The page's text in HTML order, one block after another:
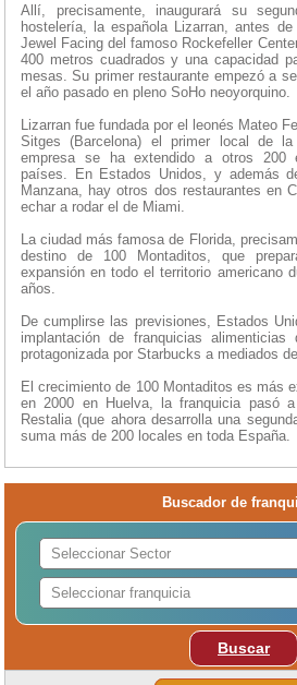
Allí, precisamente, inaugurará su
hostelería, la española Lizarran, antes
Jewel Facing del famoso Rockefeller
400 metros cuadrados y una capacidad
mesas. Su primer restaurante empezó a
el año pasado en pleno SoHo neoyorquino.
Lizarran fue fundada por el leonés Mateo
Sitges (Barcelona) el primer local de
empresa se ha extendido a otros 200
países. En Estados Unidos, y además
Manzana, hay otros dos restaurantes en
echar a rodar el de Miami.
La ciudad más famosa de Florida,
destino de 100 Montaditos, que
expansión en todo el territorio americano
años.
De cumplirse las previsiones, Estados
implantación de franquicias
protagonizada por Starbucks a mediados
El crecimiento de 100 Montaditos es más
en 2000 en Huelva, la franquicia pasó
Restalia (que ahora desarrolla una
suma más de 200 locales en toda España.
Buscador de
Buscar